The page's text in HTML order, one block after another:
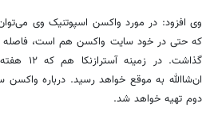
وی افزود: در مورد واکسن اسپوتنیک وی
گذاشت.
ان‌شاالله به موقع خواهد رسید. درباره واکسن
دوم تهیه خواهد شد.